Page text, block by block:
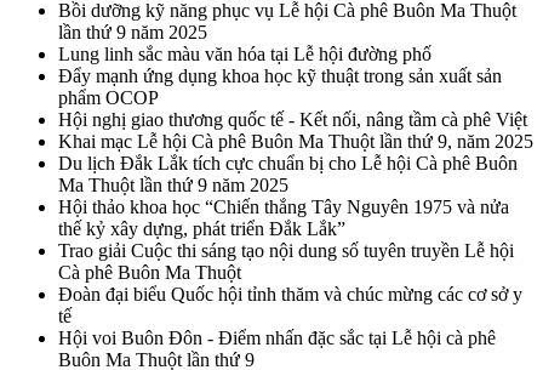
Bồi dưỡng kỹ năng phục vụ Lễ hội Cà phê Buôn Ma Thuột
lần thứ 9 năm 2025
Lung linh sắc màu văn hóa tại Lễ hội đường phố
Đẩy mạnh ứng dụng khoa học kỹ thuật trong sản xuất sản
phẩm OCOP
Hội nghị giao thương quốc tế - Kết nối, nâng tầm cà phê Việt
Khai mạc Lễ hội Cà phê Buôn Ma Thuột lần thứ 9, năm 2025
Du lịch Đắk Lắk tích cực chuẩn bị cho Lễ hội Cà phê Buôn
Ma Thuột lần thứ 9 năm 2025
Hội thảo khoa học “Chiến thắng Tây Nguyên 1975 và nửa
thế kỷ xây dựng, phát triển Đắk Lắk”
Trao giải Cuộc thi sáng tạo nội dung số tuyên truyền Lễ hội
Cà phê Buôn Ma Thuột
Đoàn đại biểu Quốc hội tỉnh thăm và chúc mừng các cơ sở y
tế
Hội voi Buôn Đôn - Điểm nhấn đặc sắc tại Lễ hội cà phê
Buôn Ma Thuột lần thứ 9